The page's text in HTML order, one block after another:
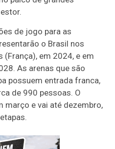
de jogo para as
o Brasil nos
em 2024, e em
As arenas que são
possuem entrada franca,
de 990 pessoas. O
março e vai até dezembro,